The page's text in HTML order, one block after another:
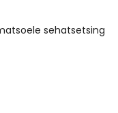
sehatsetsing